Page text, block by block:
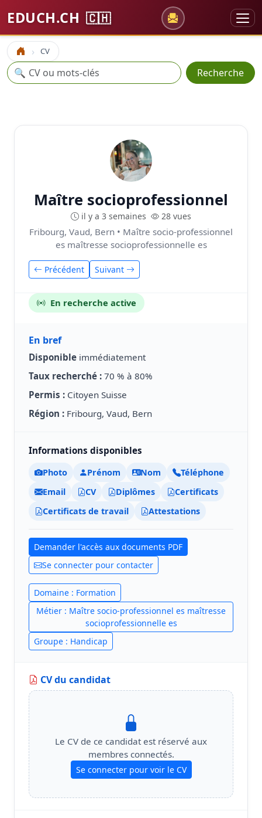
EDUCH.CH 🇨🇭
Accueil CV
Recherche
🔍 Recherche
Maître socioprofessionnel
il y a 3 semaines 28 vues
Fribourg, Vaud, Bern • Maître socio-professionnel
es maîtresse socioprofessionnelle es
Précédent Suivant
En recherche active
En bref
Disponible immédiatement
Taux recherché : 70 % à 80%
Permis : Citoyen Suisse
Région : Fribourg, Vaud, Bern
Informations disponibles
Photo Prénom Nom
Téléphone
Email
CV Diplômes
Certificats
Certificats de travail
Attestations
Demander l'accès aux documents PDF
Se connecter pour contacter
Domaine : Formation
Métier : Maître socio-professionnel es maîtresse
socioprofessionnelle es
Groupe : Handicap
CV du candidat
Le CV de ce candidat est réservé aux
membres connectés.
Se connecter pour voir le CV